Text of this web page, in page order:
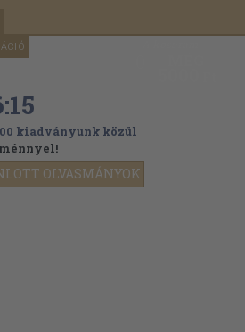
OLVASMÁNYOK
kiadványunk közül